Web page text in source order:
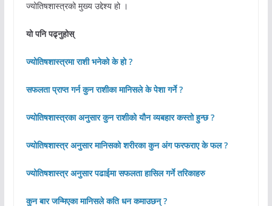
ज्योतिषशास्त्रको मुख्य उद्देश्य हो ।
यो पनि पढ्नुहोस्
ज्योतिषशास्त्रमा राशी भनेको के हो ?
सफलता प्राप्त गर्न कुन राशीका मानिसले के पेशा गर्ने ?
ज्योतिषशास्त्रका अनुसार कुन राशीको यौन व्यबहार कस्तो हुन्छ ?
ज्योतिषशास्त्र अनुसार मानिसको शरीरका कुन अंग फरफराए के फल ?
ज्योतिषशास्त्र अनुसार पढाईमा सफलता हासिल गर्ने तरिकाहरु
कुन बार जन्मिएका मानिसले कति धन कमाउछन् ?